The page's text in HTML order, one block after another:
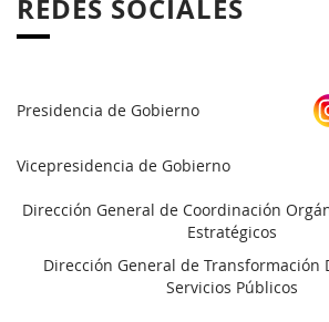
REDES SOCIALES
Presidencia de Gobierno
Vicepresidencia de Gobierno
Dirección General de Coordinación
Estratégicos
Dirección General de Transformación
Servicios Públicos